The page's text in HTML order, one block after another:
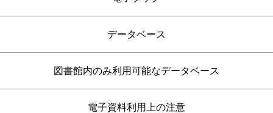
データベース
図書館内のみ利用可能なデータベース
電子資料利用上の注意